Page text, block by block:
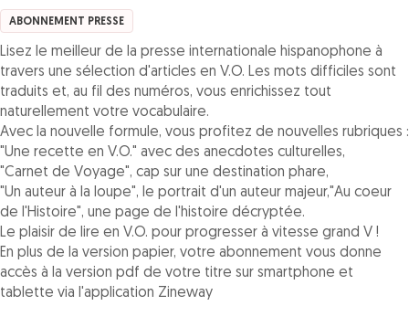
ABONNEMENT PRESSE
Lisez le meilleur de la presse internationale hispanophone à
travers une sélection d'articles en V.O. Les mots difficiles sont
traduits et, au fil des numéros, vous enrichissez tout
naturellement votre vocabulaire.
Avec la nouvelle formule, vous profitez de nouvelles rubriques :
"Une recette en V.O." avec des anecdotes culturelles,
"Carnet de Voyage", cap sur une destination phare,
"Un auteur à la loupe", le portrait d'un auteur majeur,"Au coeur
de l'Histoire", une page de l'histoire décryptée.
Le plaisir de lire en V.O. pour progresser à vitesse grand V !
En plus de la version papier, votre abonnement vous donne
accès à la version pdf de votre titre sur smartphone et
tablette via l'application Zineway